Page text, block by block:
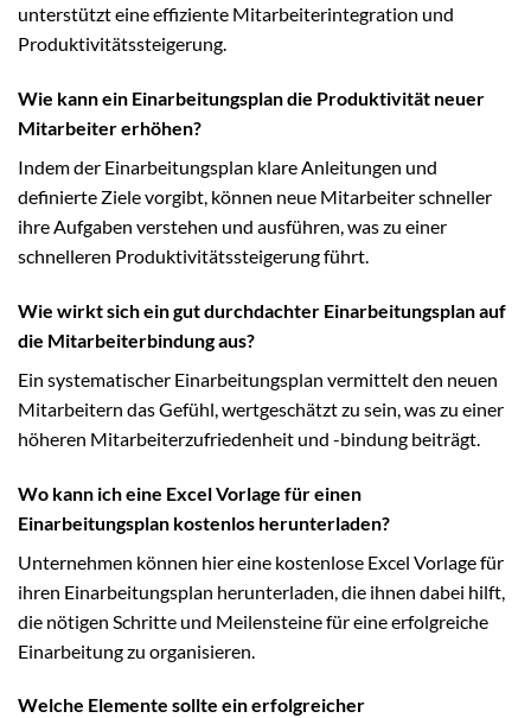
unterstützt eine effiziente Mitarbeiterintegration und
Produktivitätssteigerung.
Wie kann ein Einarbeitungsplan die Produktivität neuer
Mitarbeiter erhöhen?
Indem der Einarbeitungsplan klare Anleitungen und
definierte Ziele vorgibt, können neue Mitarbeiter schneller
ihre Aufgaben verstehen und ausführen, was zu einer
schnelleren Produktivitätssteigerung führt.
Wie wirkt sich ein gut durchdachter Einarbeitungsplan auf
die Mitarbeiterbindung aus?
Ein systematischer Einarbeitungsplan vermittelt den neuen
Mitarbeitern das Gefühl, wertgeschätzt zu sein, was zu einer
höheren Mitarbeiterzufriedenheit und -bindung beiträgt.
Wo kann ich eine Excel Vorlage für einen
Einarbeitungsplan kostenlos herunterladen?
Unternehmen können hier eine kostenlose Excel Vorlage für
ihren Einarbeitungsplan herunterladen, die ihnen dabei hilft,
die nötigen Schritte und Meilensteine für eine erfolgreiche
Einarbeitung zu organisieren.
Welche Elemente sollte ein erfolgreicher